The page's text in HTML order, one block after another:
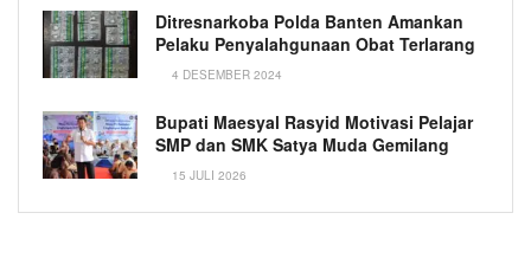
Ditresnarkoba Polda Banten Amankan
Pelaku Penyalahgunaan Obat Terlarang
4 DESEMBER 2024
Bupati Maesyal Rasyid Motivasi Pelajar
SMP dan SMK Satya Muda Gemilang
15 JULI 2026